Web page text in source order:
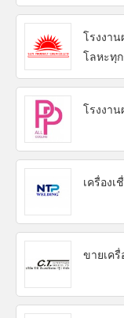
โรงงา
โลหะทุ
โรงงา
เครื่อง
ขายเค